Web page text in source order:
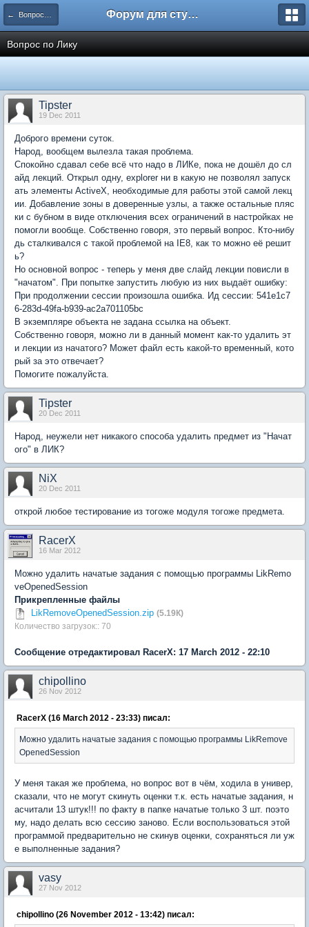
← Вопросы и ответы Форум для студента СГА
Вопрос по Лику
Tipster
19 Dec 2011
Доброго времени суток.
Народ, вообщем вылезла такая проблема.
Спокойно сдавал себе всё что надо в ЛИКе, пока не дошёл до сл
айд лекций. Открыл одну, explorer ни в какую не позволял запуск
ать элементы ActiveX, необходимые для работы этой самой лекц
ии. Добавление зоны в доверенные узлы, а также остальные пляс
ки с бубном в виде отключения всех ограничений в настройках не
помогли вообще. Собственно говоря, это первый вопрос. Кто-нибу
дь сталкивался с такой проблемой на IE8, как то можно её решит
ь?
Но основной вопрос - теперь у меня две слайд лекции повисли в
"начатом". При попытке запустить любую из них выдаёт ошибку:
При продолжении сессии произошла ошибка. Ид сессии: 541e1c7
6-283d-49fa-b939-ac2a701105bc
В экземпляре объекта не задана ссылка на объект.
Собственно говоря, можно ли в данный момент как-то удалить эт
и лекции из начатого? Может файл есть какой-то временный, кото
рый за это отвечает?
Помогите пожалуйста.
Tipster
20 Dec 2011
Народ, неужели нет никакого способа удалить предмет из "Начат
ого" в ЛИК?
NiX
20 Dec 2011
открой любое тестирование из тогоже модуля тогоже предмета.
RacerX
16 Mar 2012
Можно удалить начатые задания с помощью программы LikRemo
veOpenedSession
Прикрепленные файлы
LikRemoveOpenedSession.zip (5.19К)
Количество загрузок:: 70
Сообщение отредактировал RacerX: 17 March 2012 - 22:10
chipollino
26 Nov 2012
RacerX (16 March 2012 - 23:33) писал:
Можно удалить начатые задания с помощью программы LikRemove
OpenedSession
У меня такая же проблема, но вопрос вот в чём, ходила в универ,
сказали, что не могут скинуть оценки т.к. есть начатые задания, н
асчитали 13 штук!!! по факту в папке начатые только 3 шт. поэто
му, надо делать всю сессию заново. Если воспользоваться этой
программой предварительно не скинув оценки, сохраняться ли уж
е выполненные задания?
vasy
27 Nov 2012
chipollino (26 November 2012 - 13:42) писал: